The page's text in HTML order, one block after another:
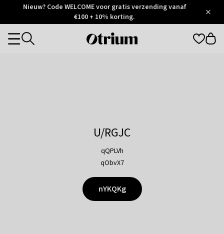
Otrium
Trustpilot
Nieuw? Code WELCOME voor gratis verzending vanaf
€100 + 10% korting.
Otrium
Categories
U/RGJC
qQPLVh
qObvX7
nYKQKg